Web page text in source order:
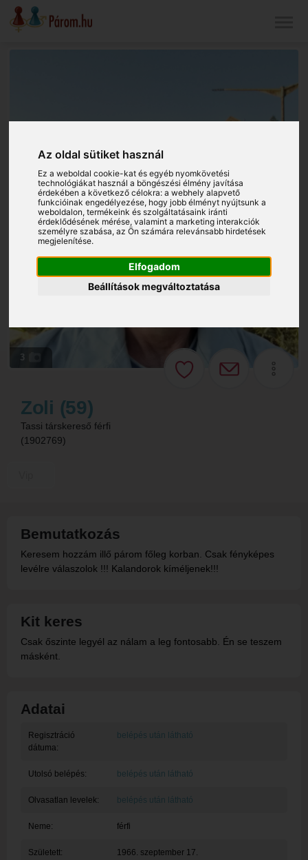
Az oldal sütiket használ
Ez a weboldal cookie-kat és egyéb nyomkövetési
technológiákat használ a böngészési élmény javítása
érdekében a következő célokra:a webhely alapvető
funkcióinak engedélyezése, hogy jobb élményt nyújtsunk a
weboldalon,termékeink és szolgáltatásaink iránti
érdeklődésének mérése, valamint a marketing interakciók
személyre szabása,az Ön számára relevánsabb hirdetések
megjelenítése.
Elfogadom
Beállítások megváltoztatása
3
Zoli (59)
Tassi társkereső férfi
(1902769)
Bemutatkozás
Keresem hozzám illő párom főleg korban. Csak fényképes
levélre válaszolok !!! Kalandorok kíméljenek!!!
Kit keres
Csak őszinte legyél az nálam a leg fontosabb. Én se teszem
másként.
Adatai
Regisztráció
dátuma:
belépés után látható
Utolsó belépés: belépés után látható
Olvasatlan levelek: belépés után látható
Neme: férfi
Született: 1966. szeptember 17.